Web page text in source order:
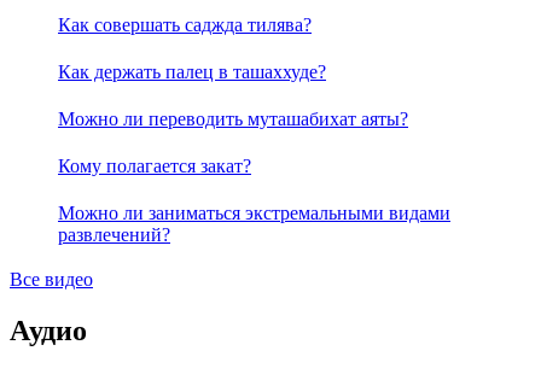
Как совершать саджда тилява?
Как держать палец в ташаххуде?
Можно ли переводить муташабихат аяты?
Кому полагается закат?
Можно ли заниматься экстремальными видами
развлечений?
Все видео
Аудио